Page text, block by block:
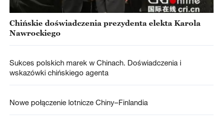
Chińskie doświadczenia prezydenta elekta Karola
Nawrockiego
Sukces polskich marek w Chinach. Doświadczenia i
wskazówki chińskiego agenta
Nowe połączenie lotnicze Chiny–Finlandia